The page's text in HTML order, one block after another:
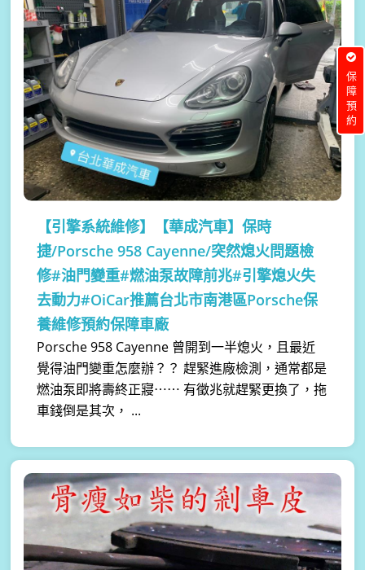
【引擎系統維修】
【華成汽車】保時
捷/Porsche 958 Cayenne/突然熄火問題檢
修#油門變重#燃油泵故障前兆#引擎熄火失
去動力#OiCar推薦台北市南港區Porsche保
養維修預約保障車廠
Porsche 958 Cayenne 曾開到一半熄火，且最近
覺得油門變重怎麼辦？？ 趕緊進廠檢測，通常都是
燃油泵即將壽終正寢⋯⋯ 有徵兆就趕緊更換了，拖
車錢倒是其次， ...
保障預約